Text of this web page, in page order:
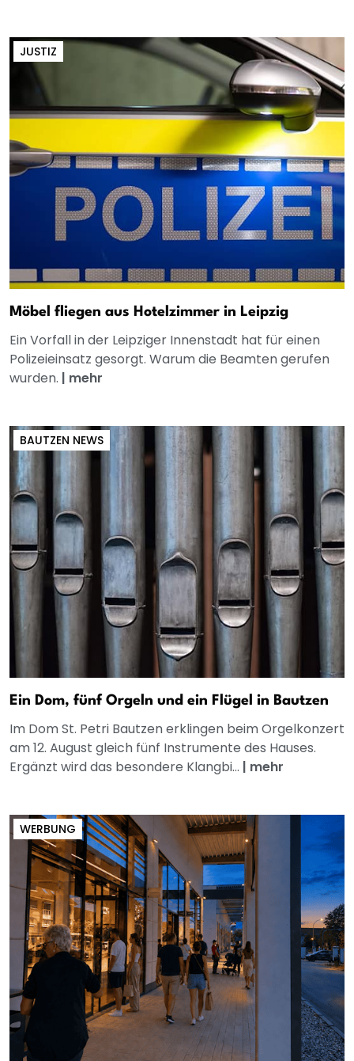
JUSTIZ
Möbel fliegen aus Hotelzimmer in Leipzig
Ein Vorfall in der Leipziger Innenstadt hat für einen
Polizeieinsatz gesorgt. Warum die Beamten gerufen
wurden. | mehr
BAUTZEN NEWS
Ein Dom, fünf Orgeln und ein Flügel in Bautzen
Im Dom St. Petri Bautzen erklingen beim Orgelkonzert
am 12. August gleich fünf Instrumente des Hauses.
Ergänzt wird das besondere Klangbi... | mehr
WERBUNG